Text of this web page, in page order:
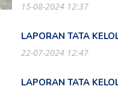
15-08-2024 12:37
LAPORAN TATA
22-07-2024 12:47
LAPORAN TATA